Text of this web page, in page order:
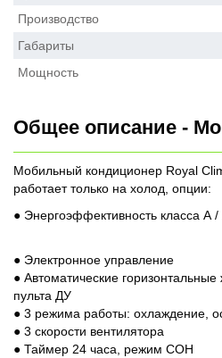
Производство
Габариты
Мощность
Общее описание -
Мобильный кондиционер Royal
работает только на холод, опции:
● Энергоэффективность класса А /
● Электронное управление
● Автоматические
пульта ДУ
● 3 режима работы: охлаждение,
● 3 скорости вентилятора
● Таймер 24 часа, режим СОН